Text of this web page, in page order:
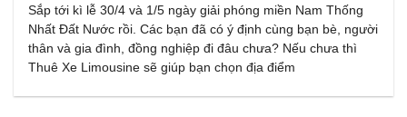
Sắp tới kì lễ 30/4 và 1/5 ngày giải phóng miền Nam Thống
Nhất Đất Nước rồi. Các bạn đã có ý định cùng bạn bè, người
thân và gia đình, đồng nghiệp đi đâu chưa? Nếu chưa thì
Thuê Xe Limousine sẽ giúp bạn chọn địa điểm